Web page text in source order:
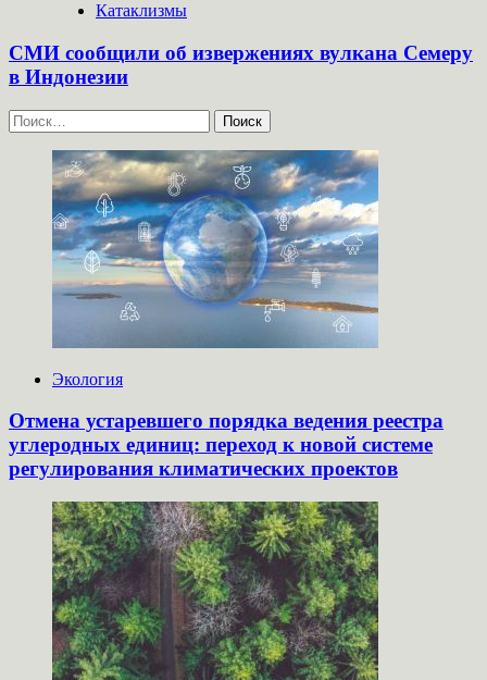
Катаклизмы
СМИ сообщили об извержениях вулкана Семеру
в Индонезии
Найти:
Экология
Отмена устаревшего порядка ведения реестра
углеродных единиц: переход к новой системе
регулирования климатических проектов